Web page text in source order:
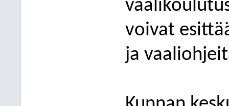
voivat esitt
ja